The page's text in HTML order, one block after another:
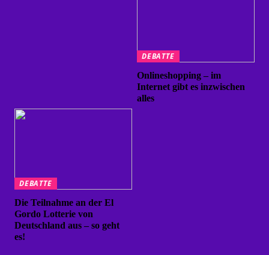
DEBATTE
Onlineshopping – im
Internet gibt es inzwischen
alles
DEBATTE
Die Teilnahme an der El
Gordo Lotterie von
Deutschland aus – so geht
es!